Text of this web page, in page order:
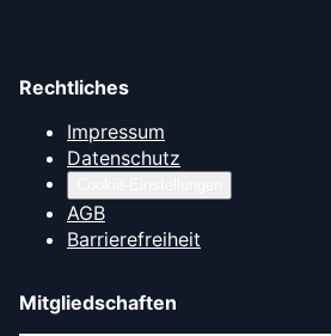
Rechtliches
Impressum
Datenschutz
AGB
Barrierefreiheit
Mitgliedschaften